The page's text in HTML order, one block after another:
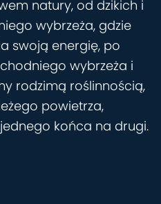
natury, od dzikich i
wybrzeża, gdzie
swoją energię, po
wybrzeża i
rodzimą roślinnością,
powietrza,
końca na drugi.